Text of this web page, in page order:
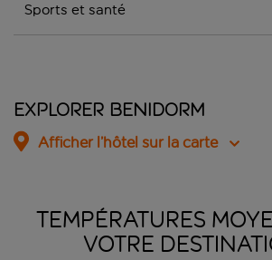
Sports et santé
Explorer Benidorm
Afficher l’hôtel sur la carte
TEMPÉRATURES
VOTRE